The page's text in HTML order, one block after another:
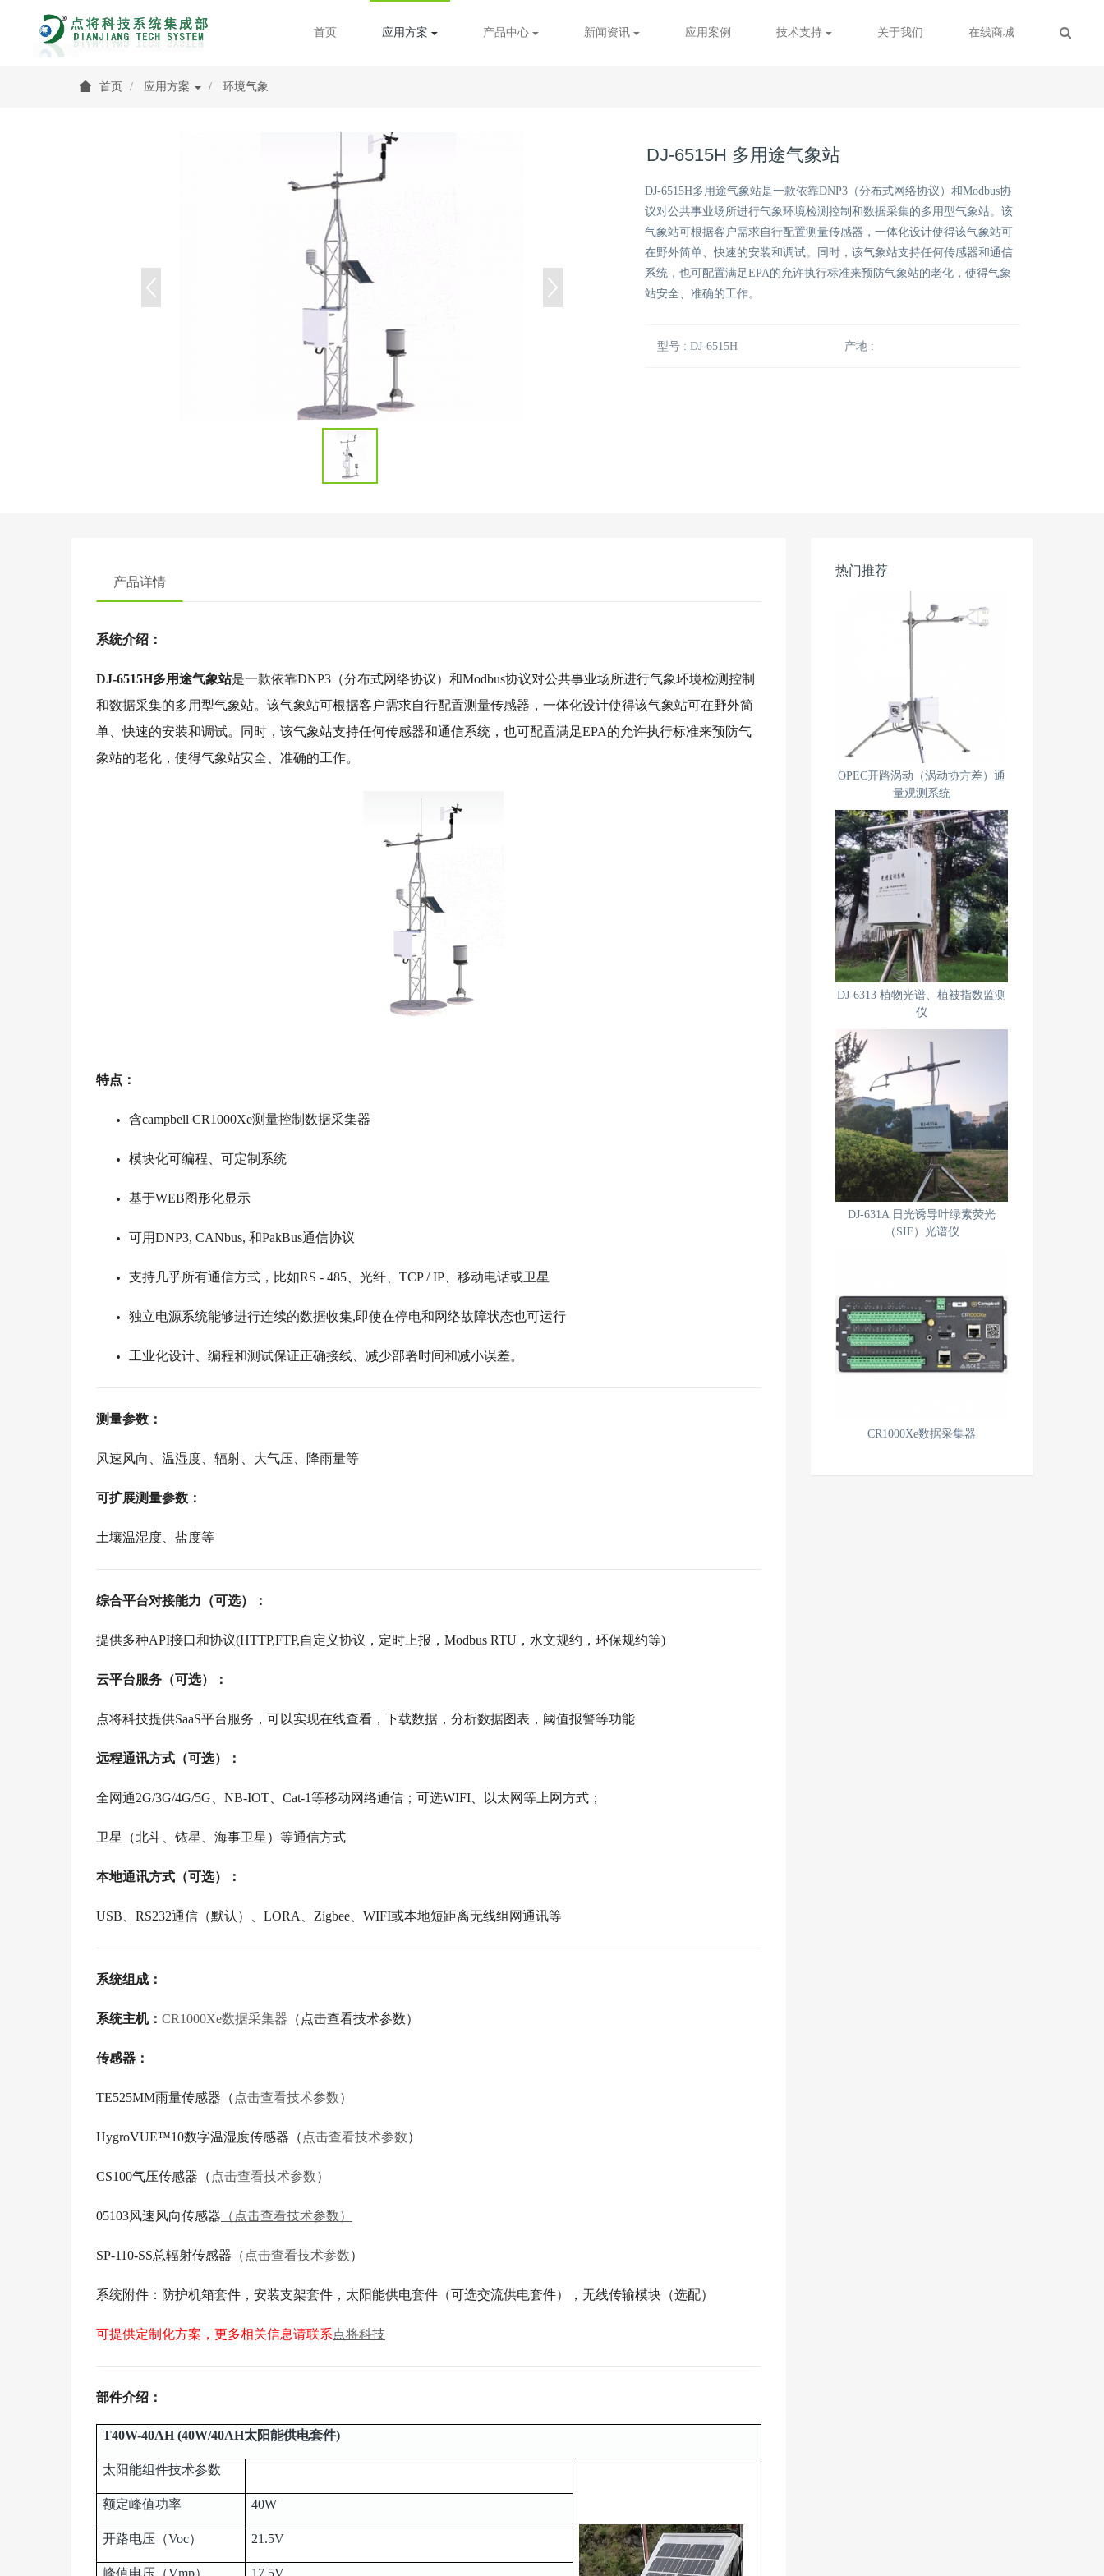
首页 应用方案 产品中心 新闻资讯 应用案例 技术支持 关于我们 在线商城
首页 应用方案 环境气象
DJ-6515H 多用途气象站
DJ-6515H多用途气象站是一款依靠DNP3（分布式网络协议）和Modbus协
议对公共事业场所进行气象环境检测控制和数据采集的多用型气象站。该
气象站可根据客户需求自行配置测量传感器，一体化设计使得该气象站可
在野外简单、快速的安装和调试。同时，该气象站支持任何传感器和通信
系统，也可配置满足EPA的允许执行标准来预防气象站的老化，使得气象
站安全、准确的工作。
型号 : DJ-6515H 产地 :
产品详情
系统介绍：
DJ-6515H多用途气象站是一款依靠DNP3（分布式网络协议）和Modbus协议对公共事业场所进行气象环境检测控制
和数据采集的多用型气象站。该气象站可根据客户需求自行配置测量传感器，一体化设计使得该气象站可在野外简
单、快速的安装和调试。同时，该气象站支持任何传感器和通信系统，也可配置满足EPA的允许执行标准来预防气
象站的老化，使得气象站安全、准确的工作。
特点：
含campbell CR1000Xe测量控制数据采集器
模块化可编程、可定制系统
基于WEB图形化显示
可用DNP3, CANbus, 和PakBus通信协议
支持几乎所有通信方式，比如RS - 485、光纤、TCP / IP、移动电话或卫星
独立电源系统能够进行连续的数据收集,即使在停电和网络故障状态也可运行
工业化设计、编程和测试保证正确接线、减少部署时间和减小误差。
测量参数：
风速风向、温湿度、辐射、大气压、降雨量等
可扩展测量参数：
土壤温湿度、盐度等
综合平台对接能力（可选）：
提供多种API接口和协议(HTTP,FTP,自定义协议，定时上报，Modbus RTU，水文规约，环保规约等)
云平台服务（可选）：
点将科技提供SaaS平台服务，可以实现在线查看，下载数据，分析数据图表，阈值报警等功能
远程通讯方式（可选）：
全网通2G/3G/4G/5G、NB-IOT、Cat-1等移动网络通信；可选WIFI、以太网等上网方式；
卫星（北斗、铱星、海事卫星）等通信方式
本地通讯方式（可选）：
USB、RS232通信（默认）、LORA、Zigbee、WIFI或本地短距离无线组网通讯等
系统组成：
系统主机： CR1000Xe数据采集器 （点击查看技术参数）
传感器：
TE525MM雨量传感器（ 点击查看技术参数）
HygroVUE™10数字温湿度传感器（ 点击查看技术参数）
CS100气压传感器 （ 点击查看技术参数）
05103风速风向传感器 （点击查看技术参数）
SP-110-SS总辐射传感器（ 点击查看技术参数）
系统附件：防护机箱套件，安装支架套件，太阳能供电套件（可选交流供电套件），无线传输模块（选配）
可提供定制化方案，更多相关信息请联系点将科技
部件介绍：
T40W-40AH (40W/40AH太阳能供电套件)
太阳能组件技术参数
额定峰值功率 40W
开路电压（Voc） 21.5V
峰值电压（Vmp） 17.5V
热门推荐
OPEC开路涡动（涡动协方差）通
量观测系统
DJ-6313 植物光谱、植被指数监测
仪
DJ-631A 日光诱导叶绿素荧光
（SIF）光谱仪
CR1000Xe数据采集器